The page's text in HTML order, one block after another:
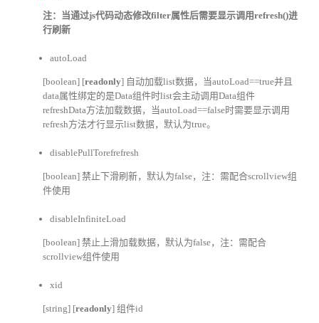
注：当通过js代码动态修改filter属性后需要显示调用refresh()进
行刷新
autoLoad
[boolean] [readonly] 自动加载list数据，当autoLoad==true并且
data属性绑定的是Data组件时list会主动调用Data组件
refreshData方法加载数据，当autoLoad==false时需要显示调用
refresh方法才行显示list数据，默认为true。
disablePullTorefrefresh
[boolean] 禁止下滑刷新，默认为false，注：需配合scrollview组
件使用
disableInfiniteLoad
[boolean] 禁止上滑加载数据，默认为false，注：需配合
scrollview组件使用
xid
[string] [readonly] 组件id